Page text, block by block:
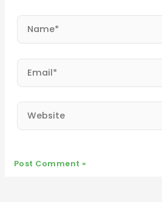
Email*
Website